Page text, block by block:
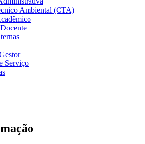
Ambiental (CTA)
Serviço